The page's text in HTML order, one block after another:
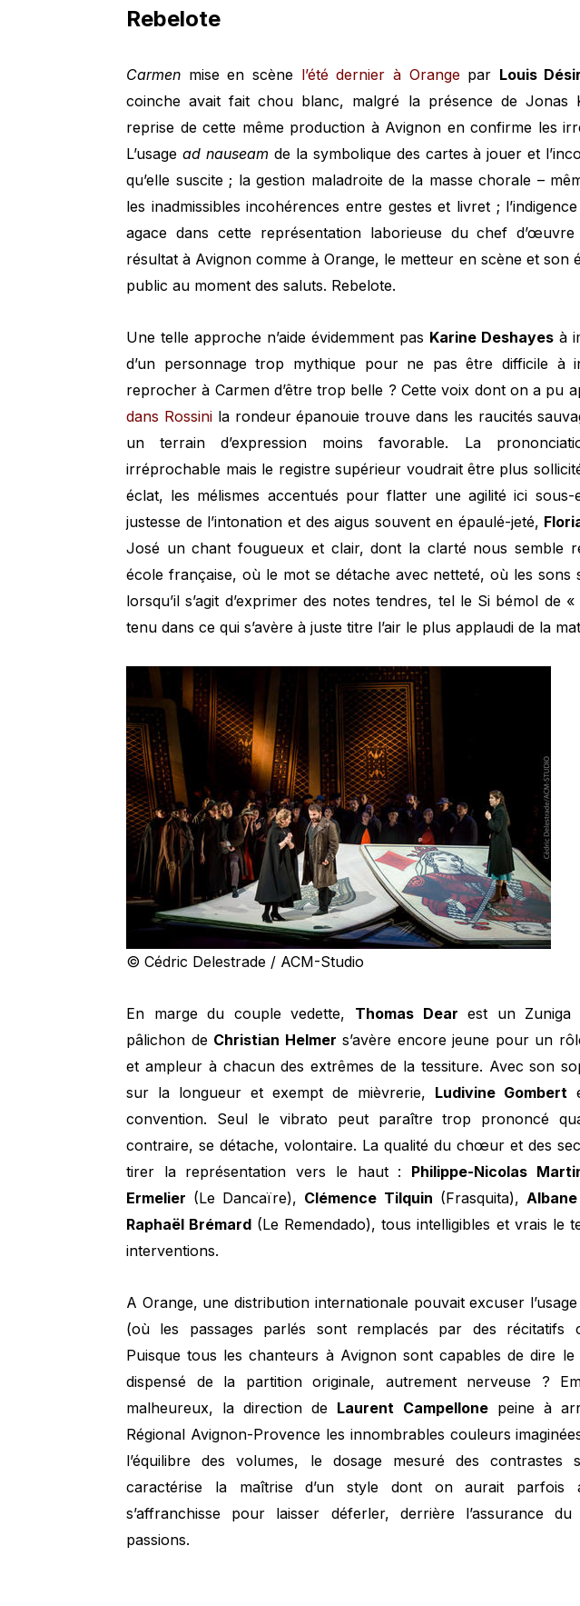
Rebelote
Carmen mise en scène l’été dernier à Orangepar Louis
coinche avait fait chou blanc, malgré la présence de Jonas
reprise de cette même production à Avignon en confirme les
L’usage ad nauseam de la symbolique des cartes à jouer et
qu’elle suscite ; la gestion maladroite de la masse chorale –
les inadmissibles incohérences entre gestes et livret ;
agace dans cette représentation laborieuse du chef
résultat à Avignon comme à Orange, le metteur en scène et son
public au moment des saluts. Rebelote.
Une telle approche n’aide évidemment pas Karine Deshayes à
d’un personnage trop mythique pour ne pas être difficile à
reprocher à Carmen d’être trop belle ? Cette voix dont on a pu
dans Rossinila rondeur épanouie trouve dans les raucités
un terrain d’expression moins favorable. La
irréprochable mais le registre supérieur voudrait être plus
éclat, les mélismes accentués pour flatter une agilité ici sous-
justesse de l’intonation et des aigus souvent en épaulé-jeté,
José un chant fougueux et clair, dont la clarté nous semble
école française, où le mot se détache avec netteté, où les sons
lorsqu’il s’agit d’exprimer des notes tendres, tel le Si bémol de
tenu dans ce qui s’avère à juste titre l’air le plus applaudi de la
© Cédric Delestrade / ACM-Studio
En marge du couple vedette, Thomas Dear est un Zuniga
pâlichon de Christian Helmer s’avère encore jeune pour un
et ampleur à chacun des extrêmes de la tessiture. Avec son
sur la longueur et exempt de mièvrerie, Ludivine Gombert
convention. Seul le vibrato peut paraître trop prononcé
contraire, se détache, volontaire. La qualité du chœur et des
tirer la représentation vers le haut : Philippe-Nicolas
Ermelier (Le Dancaïre), Clémence Tilquin (Frasquita),
Raphaël Brémard (Le Remendado), tous intelligibles et vrais le
interventions.
A Orange, une distribution internationale pouvait excuser
(où les passages parlés sont remplacés par des récitatifs
Puisque tous les chanteurs à Avignon sont capables de dire le
dispensé de la partition originale, autrement nerveuse ?
malheureux, la direction de Laurent Campellonepeine à
Régional Avignon-Provence les innombrables couleurs
l’équilibre des volumes, le dosage mesuré des
caractérise la maîtrise d’un style dont on aurait parfois
s’affranchisse pour laisser déferler, derrière l’assurance
passions.